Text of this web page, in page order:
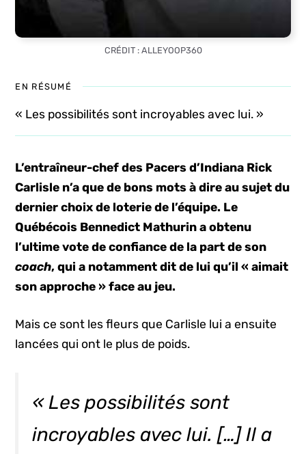
CRÉDIT : ALLEYOOP360
EN RÉSUMÉ
« Les possibilités sont incroyables avec lui. »
L’entraîneur-chef des Pacers d’Indiana Rick
Carlisle n’a que de bons mots à dire au sujet du
dernier choix de loterie de l’équipe. Le
Québécois Bennedict Mathurin a obtenu
l’ultime vote de confiance de la part de son
coach, qui a notamment dit de lui qu’il « aimait
son approche » face au jeu.
Mais ce sont les fleurs que Carlisle lui a ensuite
lancées qui ont le plus de poids.
« Les possibilités sont
incroyables avec lui. […] Il a